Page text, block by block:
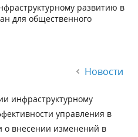
развитию в
для общественного
Новости
инфраструктурному
управления в
о внесении изменений в